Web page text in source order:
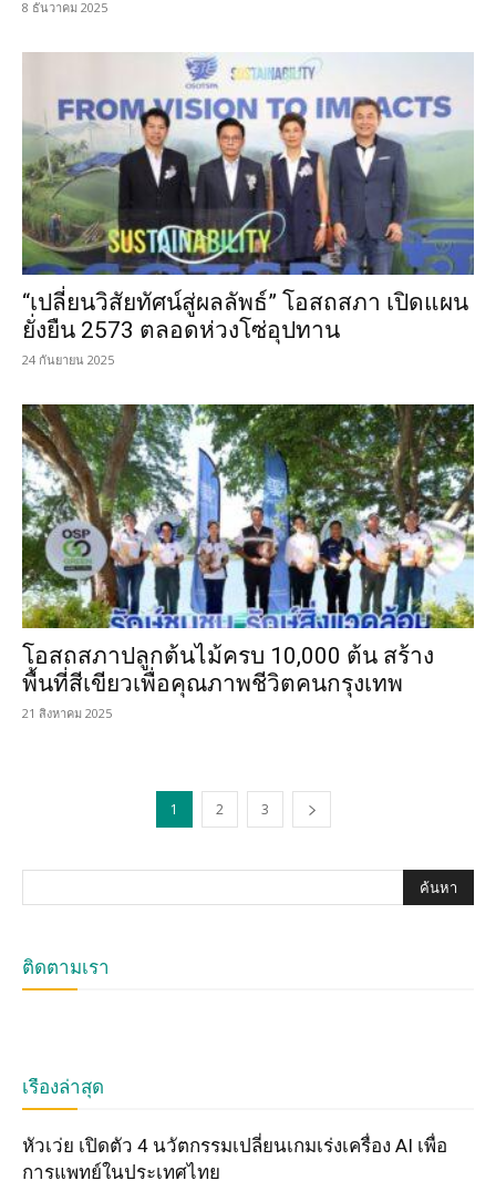
8 ธันวาคม 2025
“เปลี่ยนวิสัยทัศน์สู่ผลลัพธ์” โอสถสภา เปิดแผน
ยั่งยืน 2573 ตลอดห่วงโซ่อุปทาน
24 กันยายน 2025
โอสถสภาปลูกต้นไม้ครบ 10,000 ต้น สร้าง
พื้นที่สีเขียวเพื่อคุณภาพชีวิตคนกรุงเทพ
21 สิงหาคม 2025
1 2 3
ติดตามเรา
เรื่องล่าสุด
หัวเว่ย เปิดตัว 4 นวัตกรรมเปลี่ยนเกมเร่งเครื่อง AI เพื่อ
การแพทย์ในประเทศไทย